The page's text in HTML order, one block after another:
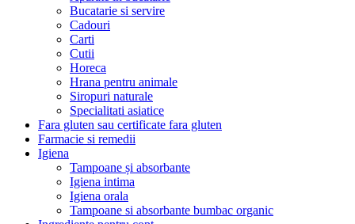
Bucatarie si servire
Cadouri
Carti
Cutii
Horeca
Hrana pentru animale
Siropuri naturale
Specialitati asiatice
Fara gluten sau certificate fara gluten
Farmacie si remedii
Igiena
Tampoane și absorbante
Igiena intima
Igiena orala
Tampoane si absorbante bumbac organic